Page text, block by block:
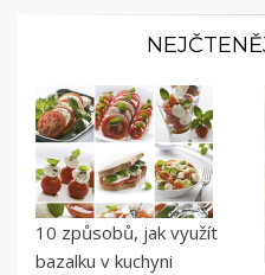
10 způsobů, jak využít
bazalku v kuchyni